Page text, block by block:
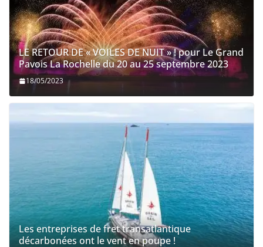
LE RETOUR DE « VOILES DE NUIT » ! pour Le Grand
Pavois La Rochelle du 20 au 25 septembre 2023
18/05/2023
Les entreprises de fret transatlantique
décarbonées ont le vent en poupe !